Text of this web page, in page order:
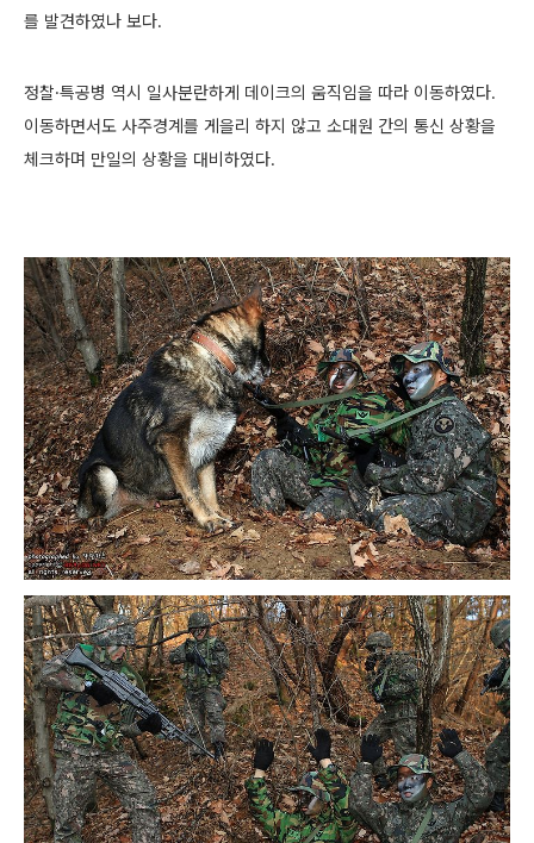
를 발견하였나 보다.
정찰·특공병 역시 일사분란하게 데이크의 움직임을 따라 이동하였다.
이동하면서도 사주경계를 게을리 하지 않고 소대원 간의 통신 상황을
체크하며 만일의 상황을 대비하였다.